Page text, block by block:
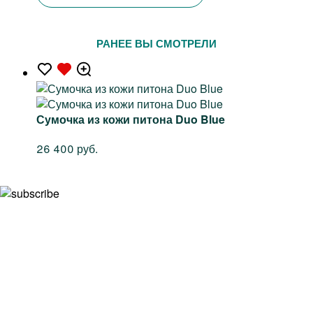
РАНЕЕ ВЫ СМОТРЕЛИ
Сумочка из кожи питона Duo Blue
26 400 руб.